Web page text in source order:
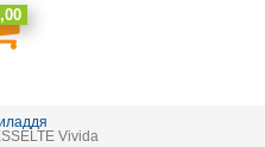
Vivida